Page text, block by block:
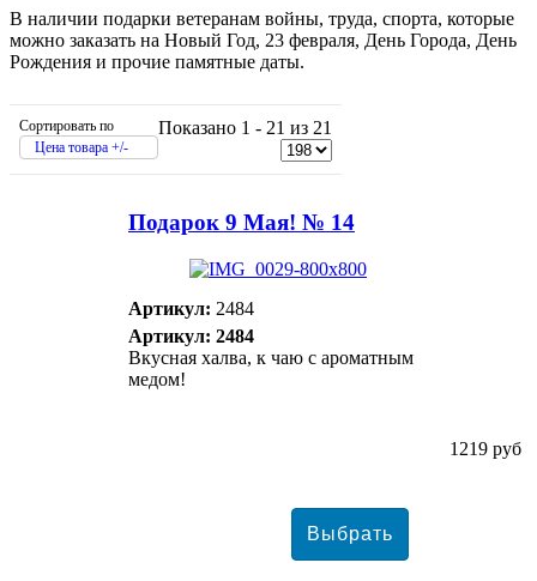
В наличии подарки ветеранам войны, труда, спорта, которые
можно заказать на Новый Год, 23 февраля, День Города, День
Рождения и прочие памятные даты.
Сортировать по
Цена товара +/-
Показано 1 - 21 из 21
Подарок 9 Мая! № 14
Артикул: 2484
Артикул: 2484
Вкусная халва, к чаю с ароматным
медом!
1219 руб